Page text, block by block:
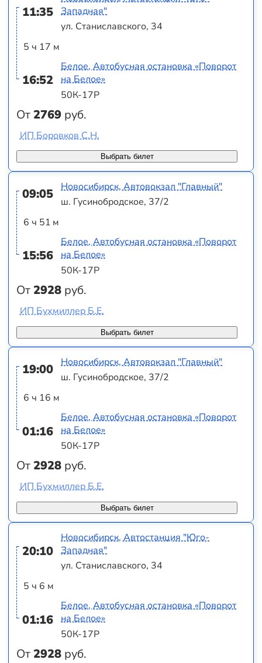
11:35
5 ч 17 м
16:52
От2769 руб.
Западная"
ул. Станиславского, 34
Белое, Автобусная остановка «Поворот
на Белое»
50К-17Р
Выбрать билет
ИП Боровков С.Н.
09:05
6 ч 51 м
15:56
От2928 руб.
Новосибирск, Автовокзал "Главный"
ш. Гусинобродское, 37/2
Белое, Автобусная остановка «Поворот
на Белое»
50К-17Р
Выбрать билет
ИП Бухмиллер Б.Е.
19:00
6 ч 16 м
01:16
От2928 руб.
Новосибирск, Автовокзал "Главный"
ш. Гусинобродское, 37/2
Белое, Автобусная остановка «Поворот
на Белое»
50К-17Р
Выбрать билет
ИП Бухмиллер Б.Е.
20:10
5 ч 6 м
01:16
От2928 руб.
Новосибирск, Автостанция "Юго-
Западная"
ул. Станиславского, 34
Белое, Автобусная остановка «Поворот
на Белое»
50К-17Р